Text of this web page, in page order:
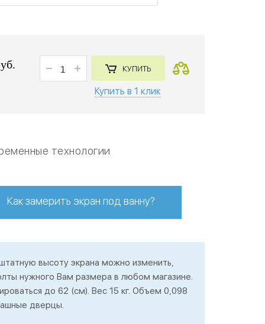
КУПИТЬ
Купить в 1 клик
технологии
Как замерить экран под ванну?
высоту экрана можно изменить,
нужного Вам размера в любом магазине.
до 62 (см). Вес 15 кг. Объем 0,098
дверцы.